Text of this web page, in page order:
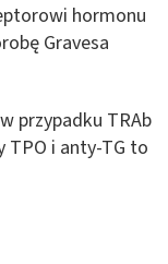
hormonu
Gravesa
przypadku TRAb
TPO i anty-TG to